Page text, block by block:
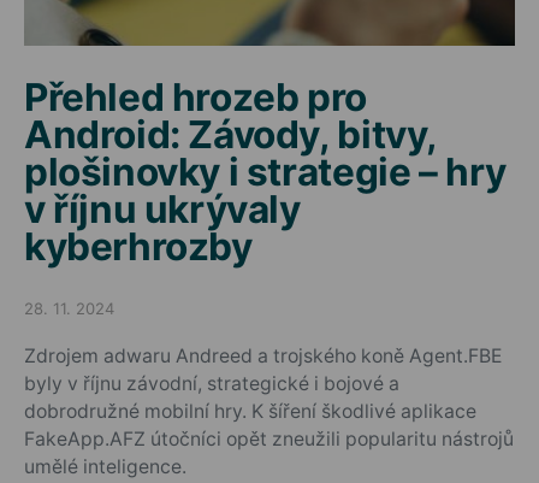
Přehled hrozeb pro
Android: Závody, bitvy,
plošinovky i strategie – hry
v říjnu ukrývaly
kyberhrozby
Posted on
28. 11. 2024
Zdrojem adwaru Andreed a trojského koně Agent.FBE
byly v říjnu závodní, strategické i bojové a
dobrodružné mobilní hry. K šíření škodlivé aplikace
FakeApp.AFZ útočníci opět zneužili popularitu nástrojů
umělé inteligence.